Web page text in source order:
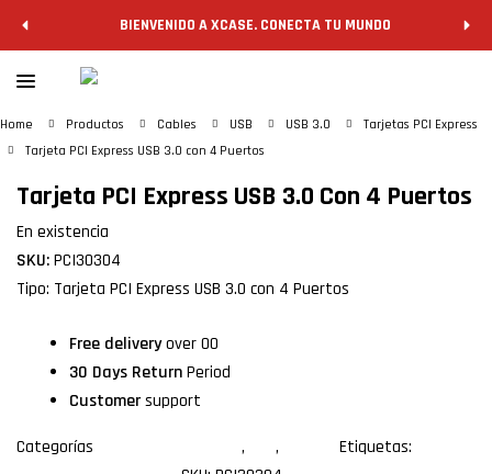
BIENVENIDO A XCASE. CONECTA TU MUNDO
Home Productos Cables USB USB 3.0
Tarjetas PCI Express
Tarjeta PCI Express USB 3.0 con 4 Puertos
Tarjeta PCI Express USB 3.0 Con 4 Puertos
En existencia
SKU:PCI30304
Tipo: Tarjeta PCI Express USB 3.0 con 4 Puertos
Free deliveryover 00
30 Days ReturnPeriod
Customersupport
Categorías
, , Etiquetas: